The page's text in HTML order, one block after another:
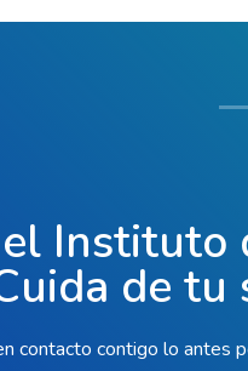
Instituto
de tu
contacto contigo lo antes